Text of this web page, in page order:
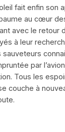
fait enfin son
au cœur
avec le retour
à leur
sauveteurs
par
Tous les
couche à